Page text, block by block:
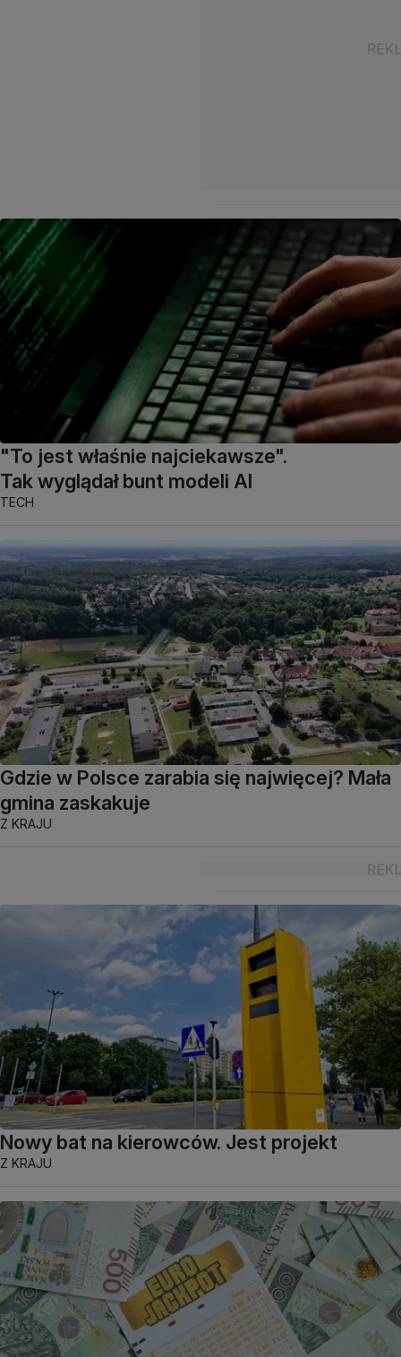
"To jest właśnie najciekawsze".
Tak wyglądał bunt modeli AI
TECH
Gdzie w Polsce zarabia się najwięcej? Mała
gmina zaskakuje
Z KRAJU
Nowy bat na kierowców. Jest projekt
Z KRAJU